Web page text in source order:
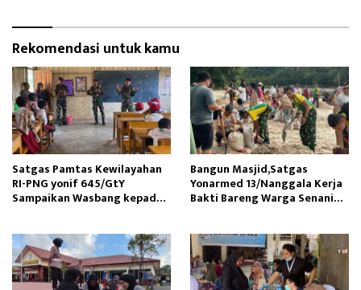
Rekomendasi untuk kamu
Satgas Pamtas Kewilayahan
RI-PNG yonif 645/GtY
Sampaikan Wasbang kepada
Bangun Masjid,Satgas
Yonarmed 13/Nanggala Kerja
Bakti Bareng Warga Senaning